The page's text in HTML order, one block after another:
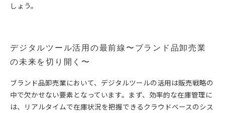
しょう。
デジタルツール活用の最前線〜ブランド品卸売業
の未来を切り開く〜
ブランド品卸売業において、デジタルツールの活用は販売戦略の
中で欠かせない要素となっています。まず、効率的な在庫管理に
は、リアルタイムで在庫状況を把握できるクラウドベースのシス